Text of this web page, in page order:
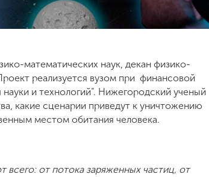
математических наук, декан физико-
реализуется вузом при финансовой
и технологий”. Нижегородский ученый
какие сценарии приведут к уничтожению
местом обитания человека.
от потока заряженных частиц, от